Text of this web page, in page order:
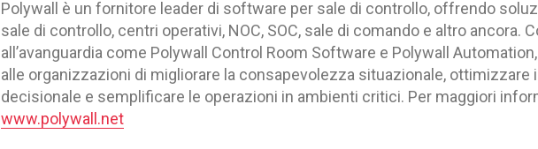
Polywall è un fornitore leader di software per sale di controllo, offrendo
sale di controllo, centri operativi, NOC, SOC, sale di comando e altro ancora.
all’avanguardia come Polywall Control Room Software e Polywall
alle organizzazioni di migliorare la consapevolezza situazionale, ottimizzare
decisionale e semplificare le operazioni in ambienti critici. Per maggiori
www.polywall.net